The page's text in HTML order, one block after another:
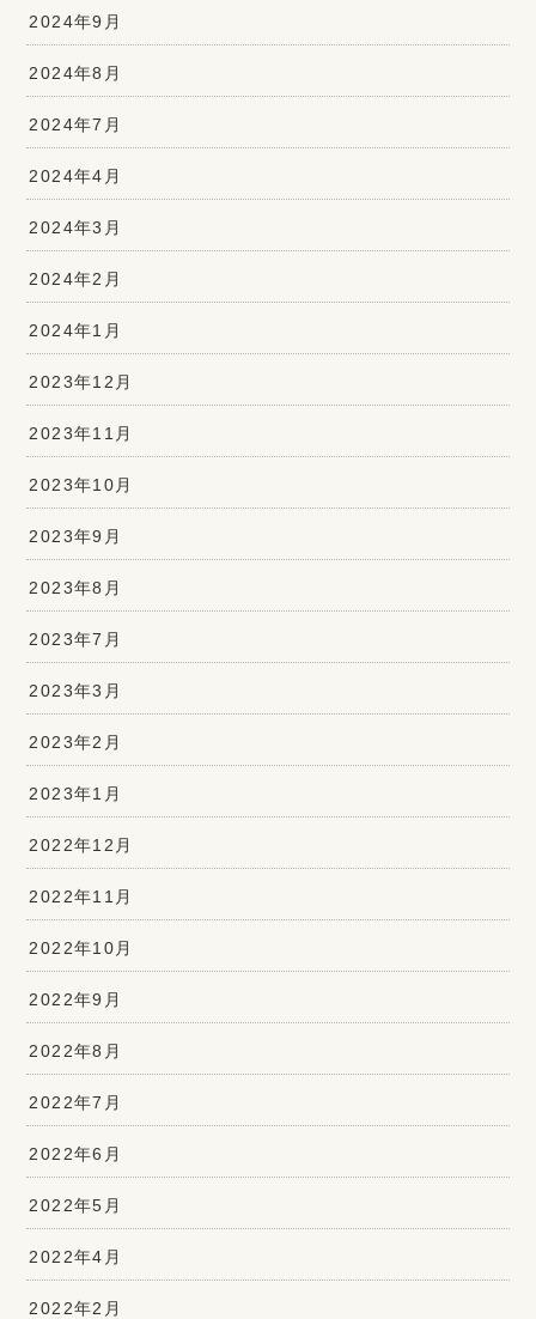
2024年9月
2024年8月
2024年7月
2024年4月
2024年3月
2024年2月
2024年1月
2023年12月
2023年11月
2023年10月
2023年9月
2023年8月
2023年7月
2023年3月
2023年2月
2023年1月
2022年12月
2022年11月
2022年10月
2022年9月
2022年8月
2022年7月
2022年6月
2022年5月
2022年4月
2022年2月